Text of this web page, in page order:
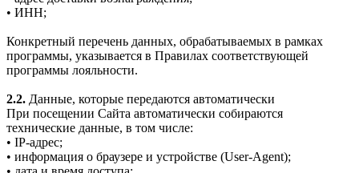
• ИНН;
Конкретный перечень данных, обрабатываемых в рамках
программы, указывается в Правилах соответствующей
программы лояльности.
2.2. Данные, которые передаются автоматически
При посещении Сайта автоматически собираются
технические данные, в том числе:
• IP-адрес;
• информация о браузере и устройстве (User-Agent);